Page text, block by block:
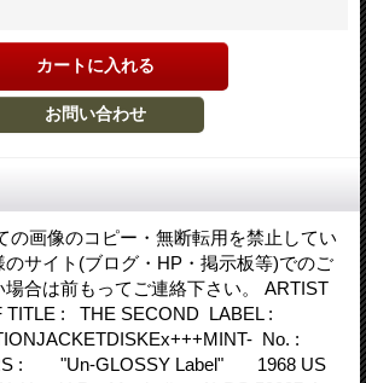
画像のコピー・無断転用を禁止してい
のサイト(ブログ・HP・掲示板等)でのご
合は前もってご連絡下さい。 ARTIST
TITLE : THE SECOND LABEL :
No. :
: "Un-GLOSSY Label" 1968 US